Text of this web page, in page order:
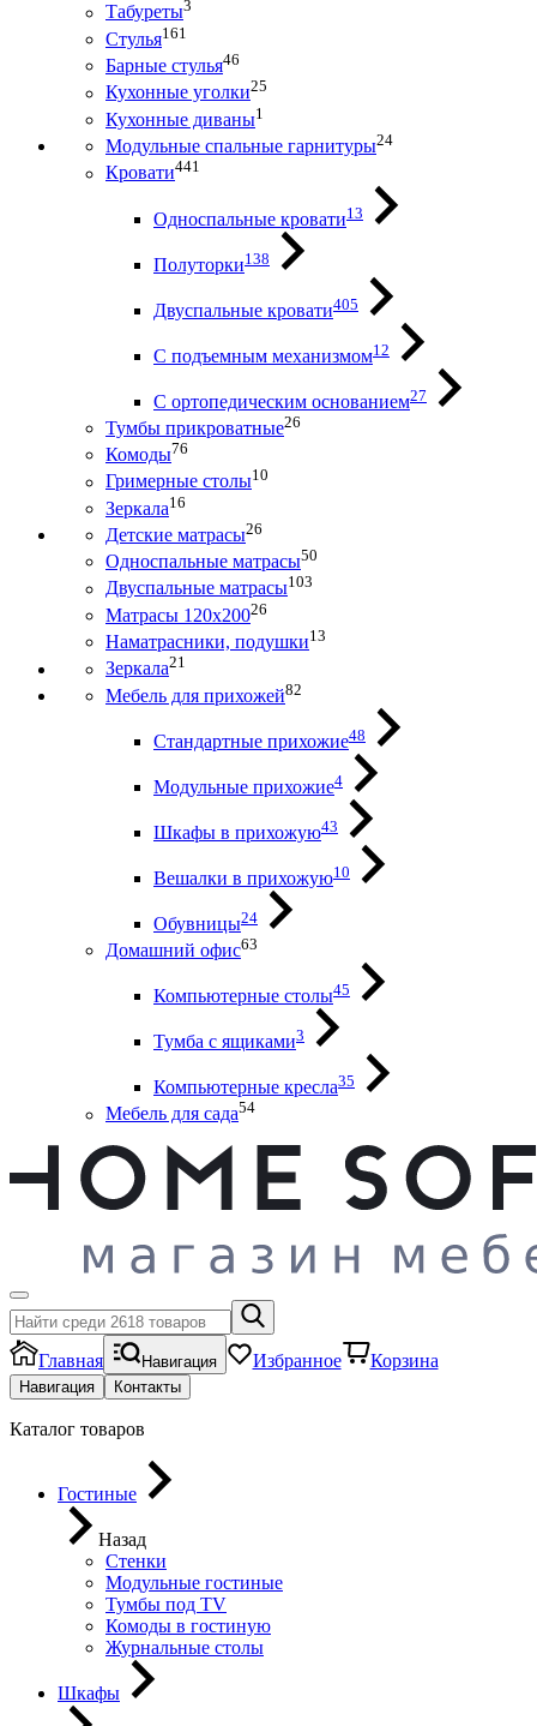
Табуреты3
Стулья161
Барные стулья46
Кухонные уголки25
Кухонные диваны1
Модульные спальные гарнитуры24
Кровати441
Односпальные кровати13
Полуторки138
Двуспальные кровати405
С подъемным механизмом12
С ортопедическим основанием27
Тумбы прикроватные26
Комоды76
Гримерные столы10
Зеркала16
Детские матрасы26
Односпальные матрасы50
Двуспальные матрасы103
Матрасы 120х20026
Наматрасники, подушки13
Зеркала21
Мебель для прихожей82
Стандартные прихожие48
Модульные прихожие4
Шкафы в прихожую43
Вешалки в прихожую10
Обувницы24
Домашний офис63
Компьютерные столы45
Тумба с ящиками3
Компьютерные кресла35
Мебель для сада54
Главная Навигация Избранное Корзина
Навигация Контакты
Каталог товаров
Гостиные
Назад
Стенки
Модульные гостиные
Тумбы под ТV
Комоды в гостиную
Журнальные столы
Шкафы